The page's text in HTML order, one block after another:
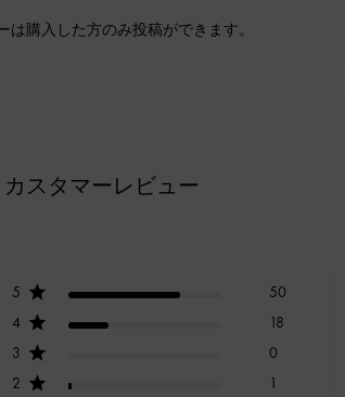
は購入した方のみ投稿ができます。
カスタマーレビュー
5
50
4
18
3
0
2
1